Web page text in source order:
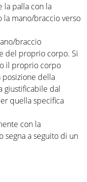
la palla con la
la mano/braccio verso
braccio
del proprio corpo. Si
il proprio corpo
della
giustificabile dal
quella specifica
con la
segna a seguito di un